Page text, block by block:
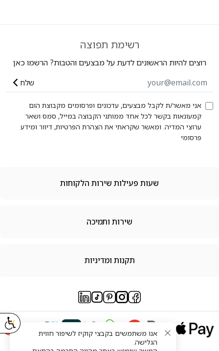
רשימת תפוצה
רוצים להיות הראשונים לדעת על מבצעים והטבות? הרשמו כאן
שלח
אני מאשר/ת לקבל מבצעים, עדכונים ופרסומים מקבוצת הום
קמעונאות בקשר לכל אחד ממותגי הקבוצה במייל, סמס ושאר
ערוצי המדיה. ומאשר שקראתי את הצהרת הפרטיות, דיוור ומידע
פרסומי
שעות פעילות שירות הלקוחות
שירות ותמיכה
תקנות ומדיניות
אנו משתמשים בקבצי קוקיז לשיפור חווית
הגלישה.